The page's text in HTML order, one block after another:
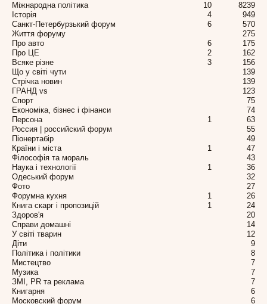
Міжнародна політика
10
8239
Історія
4
949
Санкт-Петербурзький форум
6
570
Життя форуму
275
Про авто
6
175
Про ЦЕ
2
162
Всяке різне
3
156
Що у світі чути
139
Стрічка новин
139
ГРАНД vs
123
Спорт
75
Економіка, бізнес і фінанси
74
Персона
1
63
Россия | российский форум
55
Піонертабір
49
Країни і міста
1
47
Філософія та мораль
43
Наука і технології
1
36
Одеський форум
32
Фото
27
Форумна кухня
1
26
Книга скарг і пропозицій
1
24
Здоров'я
20
Справи домашні
14
У світі тварин
12
Діти
9
Політика і політики
8
Мистецтво
7
Музика
7
ЗМІ, PR та реклама
7
Книгарня
6
Московский форум
6